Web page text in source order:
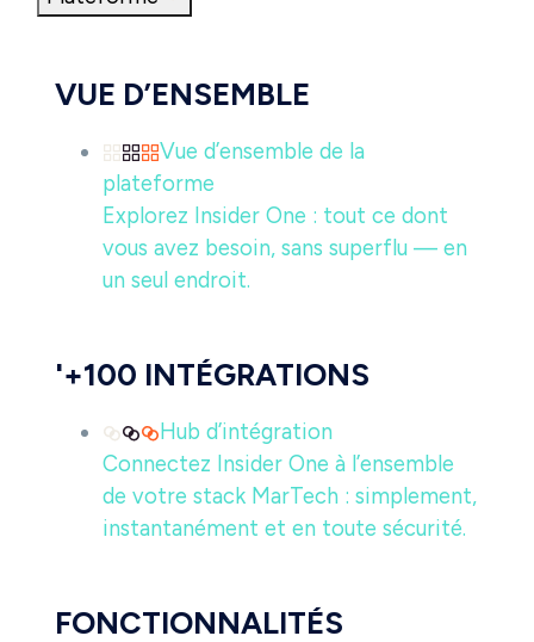
VUE D’ENSEMBLE
Vue d’ensemble de la
plateforme
Explorez Insider One : tout ce dont
vous avez besoin, sans superflu — en
un seul endroit.
'+100 INTÉGRATIONS
Hub d’intégration
Connectez Insider One à l’ensemble
de votre stack MarTech : simplement,
instantanément et en toute sécurité.
FONCTIONNALITÉS